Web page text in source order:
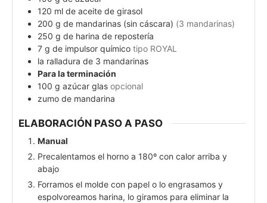
120 ml de aceite de girasol
200 g de mandarinas (sin cáscara) (3 mandarinas)
250 g de harina de repostería
7 g de impulsor químico tipo ROYAL
la ralladura de 3 mandarinas
Para la terminación
100 g azúcar glas opcional
zumo de mandarina
ELABORACIÓN PASO A PASO
Manual
Precalentamos el horno a 180º con calor arriba y
abajo
Forramos el molde con papel o lo engrasamos y
espolvoreamos harina, lo giramos para eliminar la